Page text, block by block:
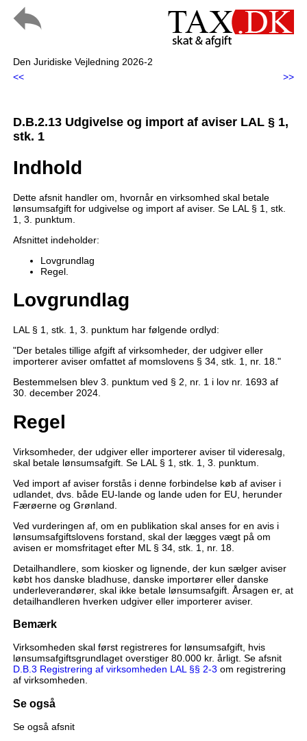
Den Juridiske Vejledning 2026-2
<<
>>
D.B.2.13 Udgivelse og import af aviser LAL § 1,
stk. 1
Indhold
Dette afsnit handler om, hvornår en virksomhed skal betale
lønsumsafgift for udgivelse og import af aviser. Se LAL § 1, stk.
1, 3. punktum.
Afsnittet indeholder:
Lovgrundlag
Regel.
Lovgrundlag
LAL § 1, stk. 1, 3. punktum har følgende ordlyd:
"Der betales tillige afgift af virksomheder, der udgiver eller
importerer aviser omfattet af momslovens § 34, stk. 1, nr. 18."
Bestemmelsen blev 3. punktum ved § 2, nr. 1 i lov nr. 1693 af
30. december 2024.
Regel
Virksomheder, der udgiver eller importerer aviser til videresalg,
skal betale lønsumsafgift. Se LAL § 1, stk. 1, 3. punktum.
Ved import af aviser forstås i denne forbindelse køb af aviser i
udlandet, dvs. både EU-lande og lande uden for EU, herunder
Færøerne og Grønland.
Ved vurderingen af, om en publikation skal anses for en avis i
lønsumsafgiftslovens forstand, skal der lægges vægt på om
avisen er momsfritaget efter ML § 34, stk. 1, nr. 18.
Detailhandlere, som kiosker og lignende, der kun sælger aviser
købt hos danske bladhuse, danske importører eller danske
underleverandører, skal ikke betale lønsumsafgift. Årsagen er, at
detailhandleren hverken udgiver eller importerer aviser.
Bemærk
Virksomheden skal først registreres for lønsumsafgift, hvis
lønsumsafgiftsgrundlaget overstiger 80.000 kr. årligt. Se afsnit
D.B.3 Registrering af virksomheden LAL §§ 2-3 om registrering
af virksomheden.
Se også
Se også afsnit